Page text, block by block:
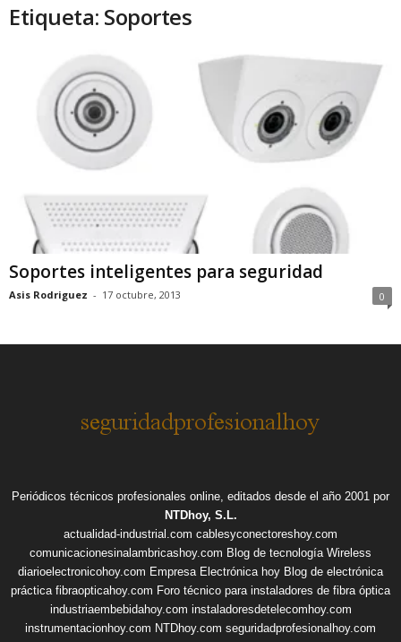
Etiqueta: Soportes
Soportes inteligentes para seguridad
Asis Rodriguez - 17 octubre, 2013 0
Periódicos técnicos profesionales online, editados desde el año 2001 por
NTDhoy, S.L.
actualidad-industrial.com cablesyconectoreshoy.com
comunicacionesinalambricashoy.com Blog de tecnología Wireless
diarioelectronicohoy.com Empresa Electrónica hoy Blog de electrónica
práctica fibraopticahoy.com Foro técnico para instaladores de fibra óptica
industriaembebidahoy.com instaladoresdetelecomhoy.com
instrumentacionhoy.com NTDhoy.com seguridadprofesionalhoy.com